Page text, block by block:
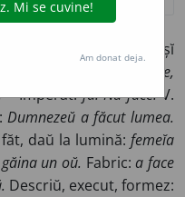
fac [din aceĭașĭ
fare,
– Imperat.fă! Nu face!V.
Dumnezeŭ a făcut lumea.
făt, daŭ la lumină:femeĭa
un oŭ. Fabric:a face
Descriŭ, execut, formez:
Am donat deja.